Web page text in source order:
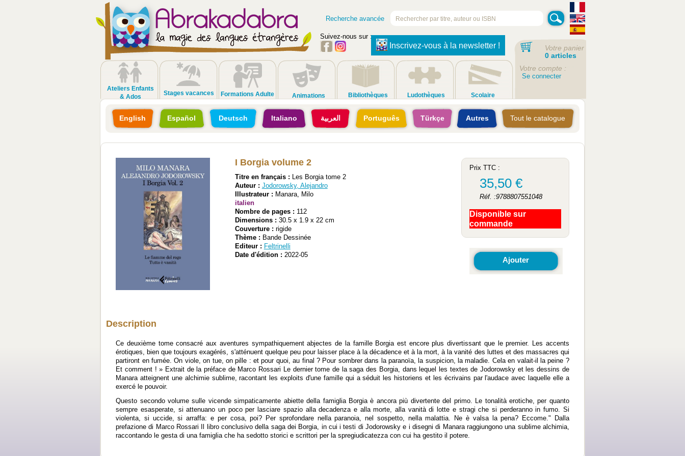
Recherche avancée
Suivez-nous sur :
Inscrivez-vous à la newsletter !
Ateliers Enfants
& Ados
Stages vacances Formations Adulte Animations Bibliothèques Ludothèques Scolaire
Votre panier
0 articles
Votre compte :
Se connecter
English Español Deutsch Italiano العربية Português Türkçe Autres Tout le catalogue
I Borgia volume 2
Titre en français : Les Borgia tome 2
Auteur : Jodorowsky, Alejandro
Illustrateur : Manara, Milo
italien
Nombre de pages : 112
Dimensions : 30.5 x 1.9 x 22 cm
Couverture : rigide
Thème : Bande Dessinée
Editeur : Feltrinelli
Date d'édition : 2022-05
Prix TTC :
35,50 €
Réf. :9788807551048
Disponible sur
commande
Ajouter
Description
Ce deuxième tome consacré aux aventures sympathiquement abjectes de la famille Borgia est encore plus divertissant que le premier. Les accents
érotiques, bien que toujours exagérés, s'atténuent quelque peu pour laisser place à la décadence et à la mort, à la vanité des luttes et des massacres qui
partiront en fumée. On viole, on tue, on pille : et pour quoi, au final ? Pour sombrer dans la paranoïa, la suspicion, la maladie. Cela en valait-il la peine ?
Et comment ! » Extrait de la préface de Marco Rossari Le dernier tome de la saga des Borgia, dans lequel les textes de Jodorowsky et les dessins de
Manara atteignent une alchimie sublime, racontant les exploits d'une famille qui a séduit les historiens et les écrivains par l'audace avec laquelle elle a
exercé le pouvoir.
Questo secondo volume sulle vicende simpaticamente abiette della famiglia Borgia è ancora più divertente del primo. Le tonalità erotiche, per quanto
sempre esasperate, si attenuano un poco per lasciare spazio alla decadenza e alla morte, alla vanità di lotte e stragi che si perderanno in fumo. Si
violenta, si uccide, si arraffa: e per cosa, poi? Per sprofondare nella paranoia, nel sospetto, nella malattia. Ne è valsa la pena? Eccome." Dalla
prefazione di Marco Rossari Il libro conclusivo della saga dei Borgia, in cui i testi di Jodorowsky e i disegni di Manara raggiungono una sublime alchimia,
raccontando le gesta di una famiglia che ha sedotto storici e scrittori per la spregiudicatezza con cui ha gestito il potere.